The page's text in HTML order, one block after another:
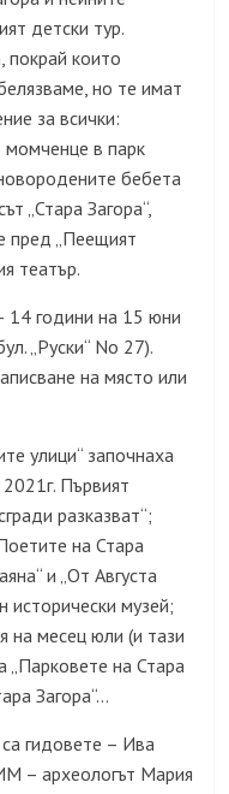
детски тур.
покрай които
но те имат
за всички:
в парк
бебета
„Стара Загора“,
пред „Пеещият
театър.
14 години на 15 юни
„Руски“ No 27).
на място или
улици“ започнаха
2021г. Първият
разказват“;
на Стара
и „От Августа
исторически музей;
на месец юли(и тази
„Парковете на Стара
Загора“…
гидовете – Ива
– археологът Мария